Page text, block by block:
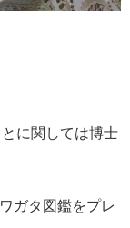
に関しては博士
ガタ図鑑をプレ